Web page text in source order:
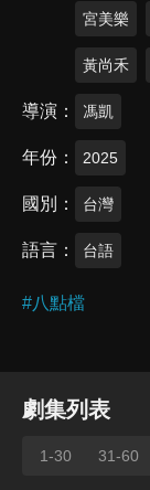
宮美樂
黃尚禾
導演 馮凱
年份 2025
國別 台灣
語言 台語
#八點檔
劇集列表
1-30 31-60